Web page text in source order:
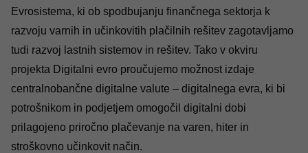
Evrosistema, ki ob spodbujanju finančnega sektorja k
razvoju varnih in učinkovitih plačilnih rešitev zagotavljamo
tudi razvoj lastnih sistemov in rešitev. Tako v okviru
projekta Digitalni evro proučujemo možnost izdaje
centralnobančne digitalne valute – digitalnega evra, ki bi
potrošnikom in podjetjem omogočil digitalni dobi
prilagojeno priročno plačevanje na varen, hiter in
stroškovno učinkovit način.